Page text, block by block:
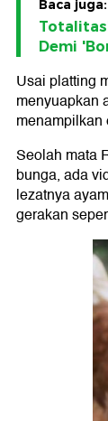
Baca juga:
Demi
Usai platting
menyuapkan
Seolah mata
bunga, ada
lezatnya
gerakan